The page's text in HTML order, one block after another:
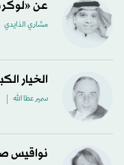
عن
مشاري الذايدي
الخيار
سمير عطا الله
نواقيس